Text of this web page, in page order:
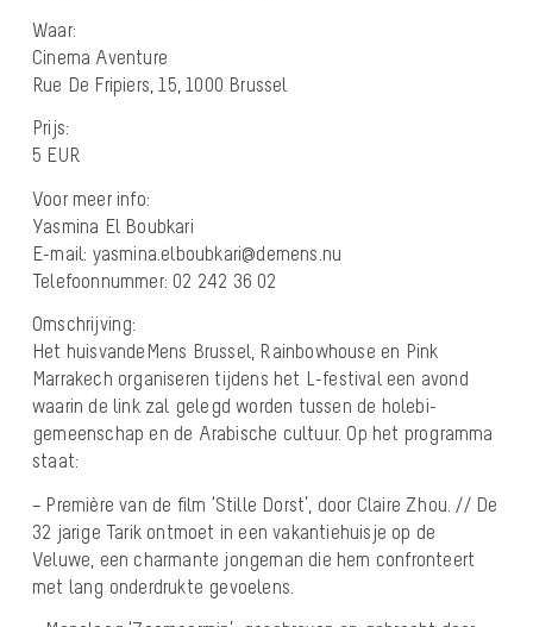
Waar:
Cinema Aventure
Rue De Fripiers, 15, 1000 Brussel
Prijs:
5 EUR
Voor meer info:
Yasmina El Boubkari
E-mail: yasmina.elboubkari@demens.nu
Telefoonnummer: 02 242 36 02
Omschrijving:
Het huisvandeMens Brussel, Rainbowhouse en Pink
Marrakech organiseren tijdens het L-festival een avond
waarin de link zal gelegd worden tussen de holebi-
gemeenschap en de Arabische cultuur. Op het programma
staat:
– Première van de film ‘Stille Dorst’, door Claire Zhou. // De
32 jarige Tarik ontmoet in een vakantiehuisje op de
Veluwe, een charmante jongeman die hem confronteert
met lang onderdrukte gevoelens.